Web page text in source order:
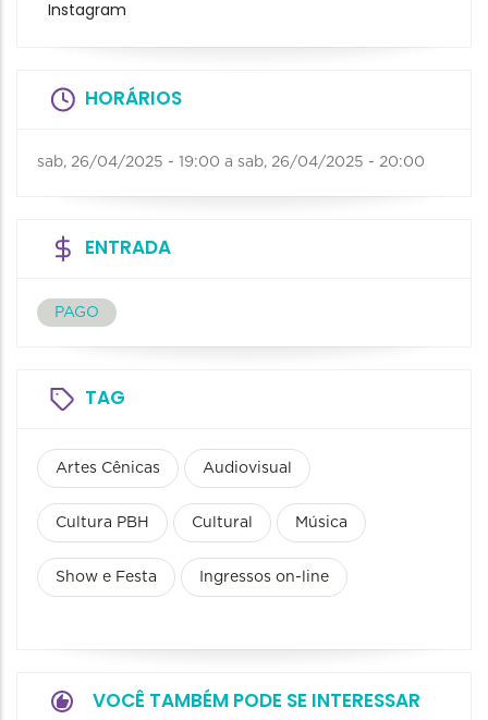
Instagram
HORÁRIOS
sab, 26/04/2025 - 19:00 a sab, 26/04/2025 - 20:00
ENTRADA
PAGO
TAG
Artes Cênicas Audiovisual
Cultura PBH Cultural Música
Show e Festa Ingressos on-line
VOCÊ TAMBÉM PODE SE INTERESSAR